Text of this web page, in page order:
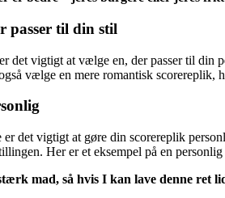
passer til din stil
det vigtigt at vælge en, der passer til
vælge en mere romantisk
er det vigtigt at gøre din scorereplik
Her er et eksempel på en
mad, så hvis I kan lave denne ret